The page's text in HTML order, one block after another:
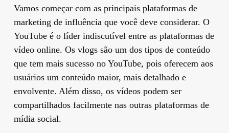
Vamos começar com as principais plataformas de
marketing de influência que você deve considerar. O
YouTube é o líder indiscutível entre as plataformas de
vídeo online. Os vlogs são um dos tipos de conteúdo
que tem mais sucesso no YouTube, pois oferecem aos
usuários um conteúdo maior, mais detalhado e
envolvente. Além disso, os vídeos podem ser
compartilhados facilmente nas outras plataformas de
mídia social.